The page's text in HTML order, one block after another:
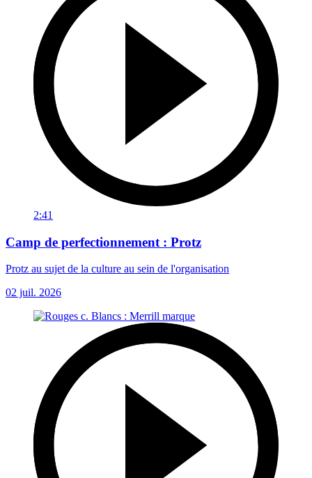
2:41
Camp de perfectionnement : Protz
Protz au sujet de la culture au sein de l'organisation
02 juil. 2026